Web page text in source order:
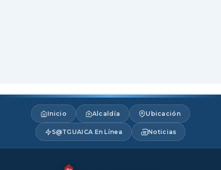
Inicio Alcaldía Ubicación
S@TGUAICA En Línea Noticias